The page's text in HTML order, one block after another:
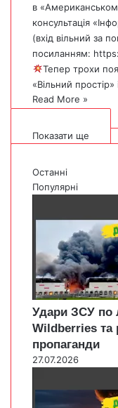
в
консультація
(вхід вільний за
посиланням:
Тепер трохи
«Вільний
Read More »
Показати ще
Останні
Популярні
Удари ЗСУ по
Wildberries та
пропаганди
27.07.2026